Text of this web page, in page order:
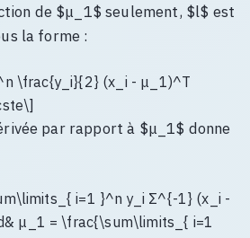
de $μ_1$ seulement, $l$ est
la forme :
\frac{y_i}{2} (x_i - μ_1)^T
par rapport à $μ_1$ donne
i=1 }^n y_i Σ^{-1} (x_i -
μ_1 = \frac{\sum\limits_{ i=1